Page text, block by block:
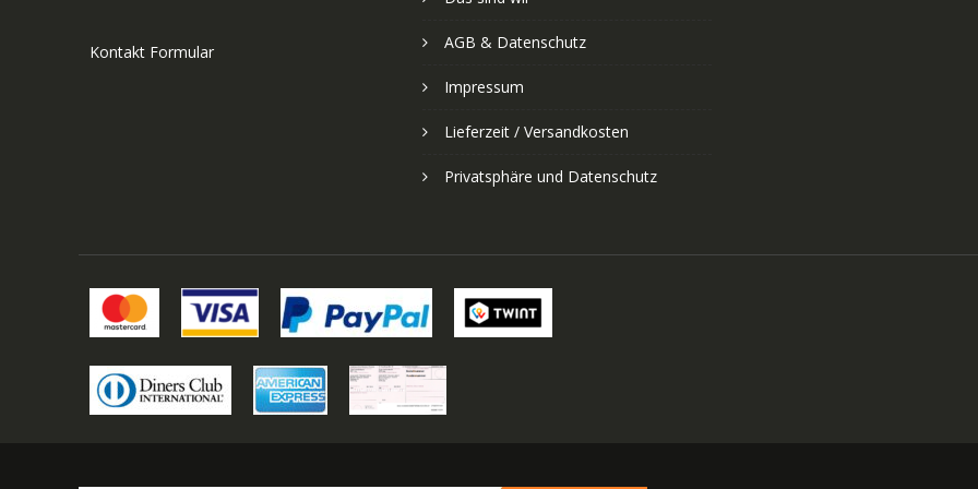
Kontakt Formular AGB & Datenschutz
Impressum
Lieferzeit / Versandkosten
Privatsphäre und Datenschutz